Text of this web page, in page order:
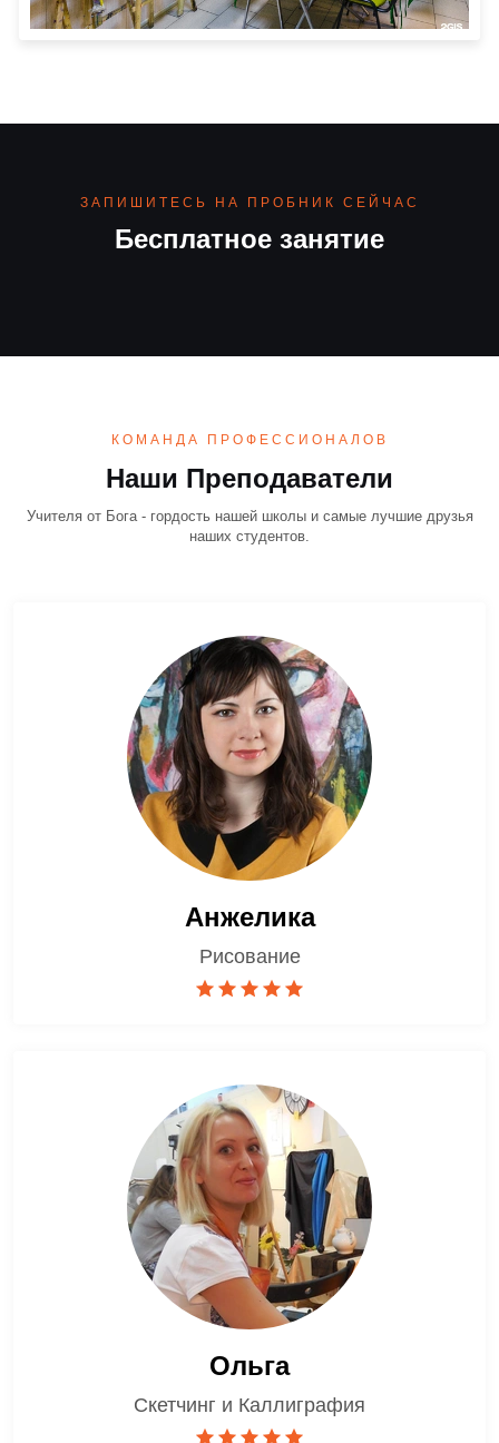
Бесплатное занятие
ЗАПИШИТЕСЬ НА ПРОБНИК СЕЙЧАС
КОМАНДА ПРОФЕССИОНАЛОВ
Наши Преподаватели
Учителя от Бога - гордость нашей школы и самые лучшие друзья
наших студентов.
Анжелика
Рисование
Ольга
Скетчинг и Каллиграфия